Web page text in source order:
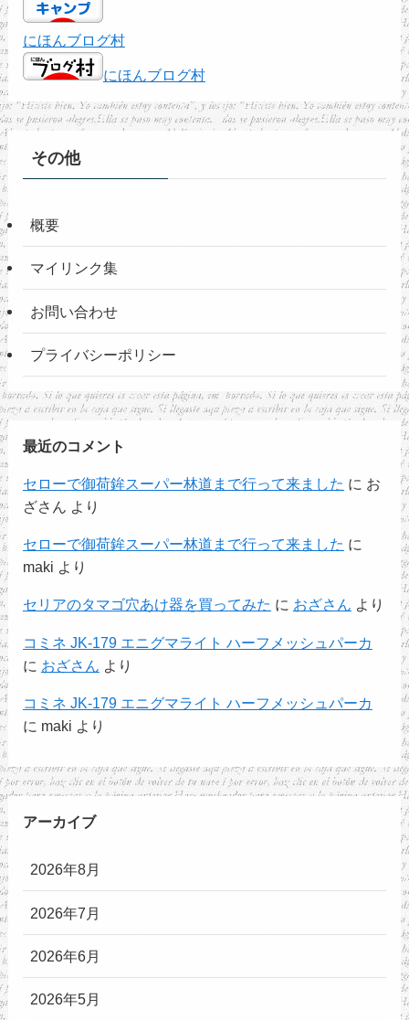
にほんブログ村
にほんブログ村
その他
概要
マイリンク集
お問い合わせ
プライバシーポリシー
最近のコメント
セローで御荷鉾スーパー林道まで行って来ました に お
ざさん より
セローで御荷鉾スーパー林道まで行って来ました に
maki より
セリアのタマゴ穴あけ器を買ってみた に おざさん より
コミネ JK-179 エニグマライト ハーフメッシュパーカ
に おざさん より
コミネ JK-179 エニグマライト ハーフメッシュパーカ
に maki より
アーカイブ
2026年8月
2026年7月
2026年6月
2026年5月